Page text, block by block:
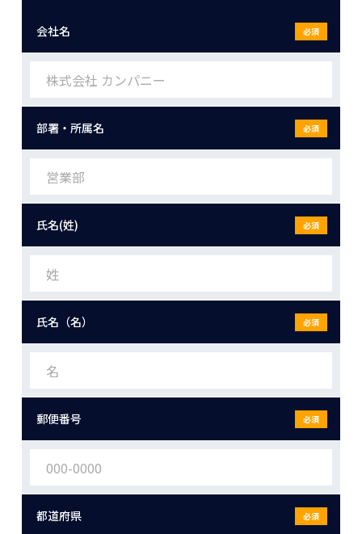
会社名 必須
部署・所属名 必須
氏名(姓) 必須
氏名（名） 必須
郵便番号 必須
都道府県 必須